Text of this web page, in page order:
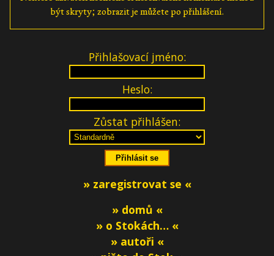
být skryty; zobrazit je můžete po přihlášení.
Přihlašovací jméno:
Heslo:
Zůstat přihlášen:
» zaregistrovat se «
» domů «
» o Stokách… «
» autoři «